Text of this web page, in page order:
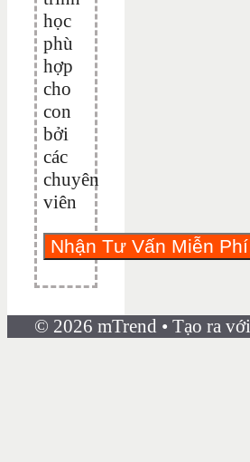
học
phù
hợp
cho
con
bởi
các
chuyên
viên
© 2026 mTrend • Tạo ra với